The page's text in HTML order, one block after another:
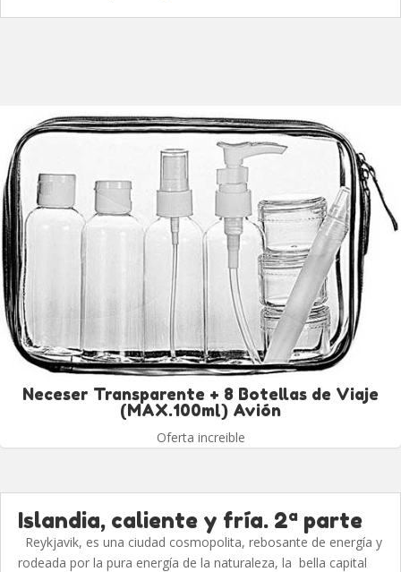
Neceser Transparente + 8 Botellas de Viaje
(MAX.100ml) Avión
Oferta increible
Islandia, caliente y fría. 2ª parte
Reykjavik, es una ciudad cosmopolita, rebosante de energía y
rodeada por la pura energía de la naturaleza, la bella capital